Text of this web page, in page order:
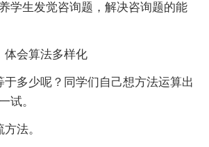
学生发觉咨询题，解决咨询题的能
体会算法多样化
于多少呢？同学们自己想方法运算出
试。
法。